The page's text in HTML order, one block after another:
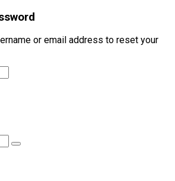
or email address to reset your